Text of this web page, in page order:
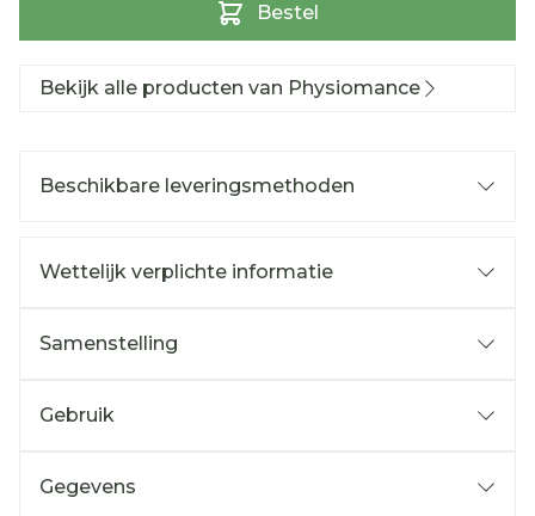
Bestel
Bekijk alle producten van Physiomance
Beschikbare leveringsmethoden
Wettelijk verplichte informatie
Samenstelling
Gebruik
Gegevens